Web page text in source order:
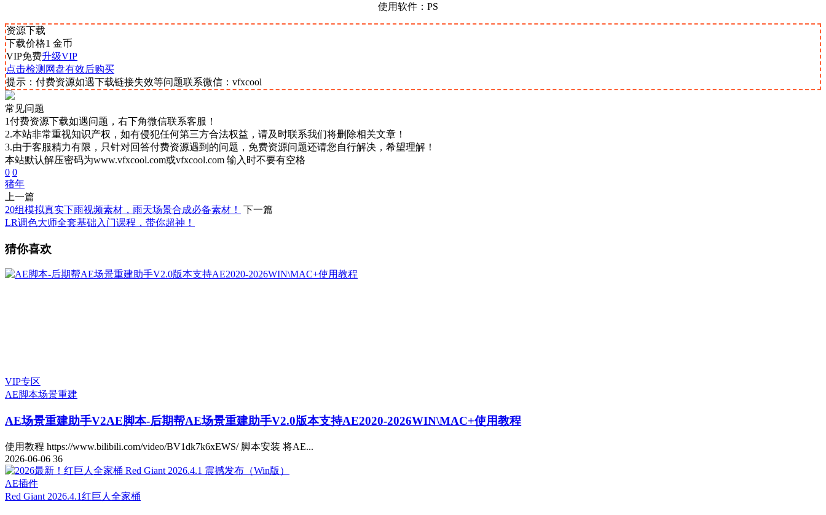
使用软件：PS
资源下载
下载价格1 金币
VIP免费升级VIP
点击检测网盘有效后购买
提示：付费资源如遇下载链接失效等问题联系微信：vfxcool
常见问题
1付费资源下载如遇问题，右下角微信联系客服！
2.本站非常重视知识产权，如有侵犯任何第三方合法权益，请及时联系我们将删除相关文章！
3.由于客服精力有限，只针对回答付费资源遇到的问题，免费资源问题还请您自行解决，希望理解！
本站默认解压密码为www.vfxcool.com或vfxcool.com 输入时不要有空格
0 0
猪年
上一篇
20组模拟真实下雨视频素材，雨天场景合成必备素材！
下一篇
LR调色大师全套基础入门课程，带你超神！
猜你喜欢
VIP专区
AE脚本场景重建
AE场景重建助手V2AE脚本-后期帮AE场景重建助手V2.0版本支持AE2020-2026WIN\MAC+使用教程
使用教程 https://www.bilibili.com/video/BV1dk7k6xEWS/ 脚本安装 将AE...
2026-06-06 36
AE插件
Red Giant 2026.4.1红巨人全家桶